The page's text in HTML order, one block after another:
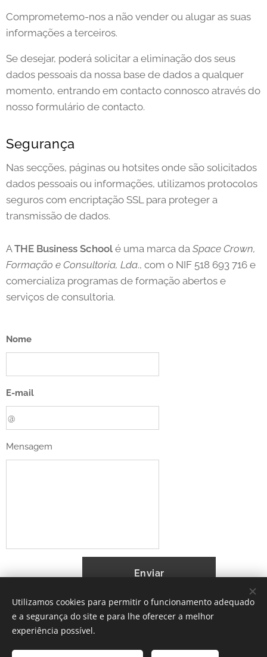
Comprometemo-nos a não vender ou alugar as suas
informações a terceiros.
Se desejar, poderá solicitar a eliminação dos seus
dados pessoais da nossa base de dados a qualquer
momento, entrando em contacto connosco através do
nosso formulário de contacto.
Segurança
Nas secções, páginas ou hotsites onde são solicitados
dados pessoais ou informações, utilizamos protocolos
seguros com encriptação SSL para proteger a
transmissão de dados.
ATHE Business School é uma marca da Space Crown,
Formação e Consultoria, Lda., com o NIF 518 693 716 e
comercializa programas de formação abertos e
serviços de consultoria.
Nome
E-mail
Mensagem
Enviar
THE BUSINESS SCHOOL, Buganvilia Plaza 1 Quinta do Lago,
Almancil, 8135-024 Loulé, Portugal
Utilizamos cookies para permitir o funcionamento adequado
e a segurança do site e para lhe oferecer a melhor
experiência possível.